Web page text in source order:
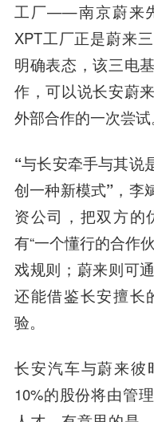
工厂——南京蔚来
XPT工厂正是蔚来
明确表态，该三电
作，可以说长安蔚
外部合作的一次尝试
“与长安牵手与其说
创一种新模式” ，李
资公司，把双方的
有“一个懂行的合作
戏规则；蔚来则可
还能借鉴长安擅长
验。
长安汽车与蔚来彼
10%的股份将由管